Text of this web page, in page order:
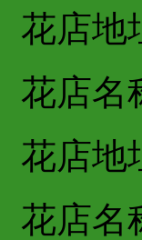
花店地
花店名
花店地
花店名